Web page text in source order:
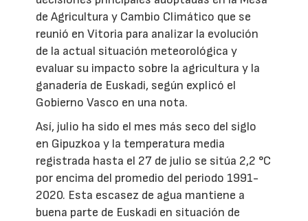
de Agricultura y Cambio Climático que se
reunió en Vitoria para analizar la evolución
de la actual situación meteorológica y
evaluar su impacto sobre la agricultura y la
ganadería de Euskadi, según explicó el
Gobierno Vasco en una nota.
Así, julio ha sido el mes más seco del siglo
en Gipuzkoa y la temperatura media
registrada hasta el 27 de julio se sitúa 2,2 °C
por encima del promedio del periodo 1991-
2020. Esta escasez de agua mantiene a
buena parte de Euskadi en situación de